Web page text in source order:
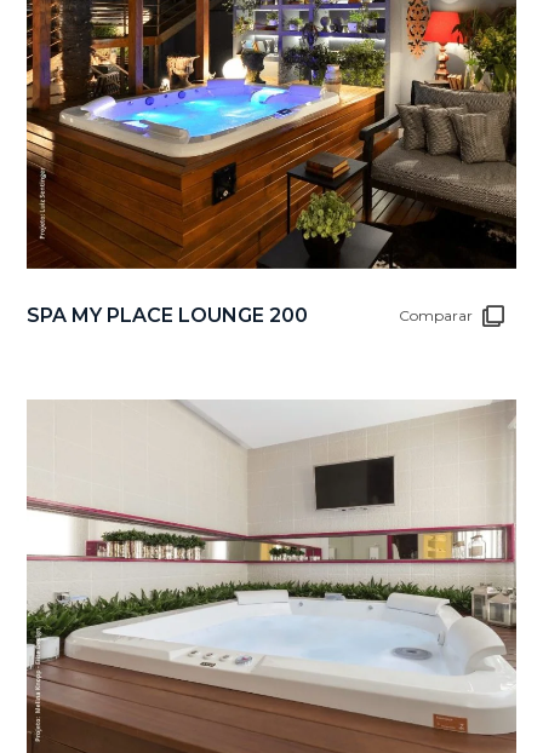
SPA MY PLACE LOUNGE 200 Comparar